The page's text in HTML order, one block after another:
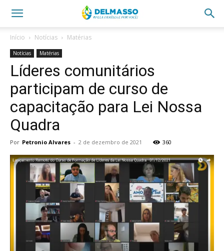
Início Notícias Matérias
Notícias Matérias
Líderes comunitários
participam de curso de
capacitação para Lei Nossa
Quadra
Por Petronio Alvares - 2 de dezembro de 2021 360